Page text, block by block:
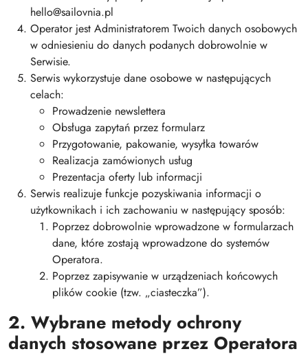
hello@sailovnia.pl
Operator jest Administratorem Twoich danych osobowych
w odniesieniu do danych podanych dobrowolnie w
Serwisie.
Serwis wykorzystuje dane osobowe w następujących
celach:
Prowadzenie newslettera
Obsługa zapytań przez formularz
Przygotowanie, pakowanie, wysyłka towarów
Realizacja zamówionych usług
Prezentacja oferty lub informacji
Serwis realizuje funkcje pozyskiwania informacji o
użytkownikach i ich zachowaniu w następujący sposób:
Poprzez dobrowolnie wprowadzone w formularzach
dane, które zostają wprowadzone do systemów
Operatora.
Poprzez zapisywanie w urządzeniach końcowych
plików cookie (tzw. „ciasteczka”).
2. Wybrane metody ochrony
danych stosowane przez Operatora